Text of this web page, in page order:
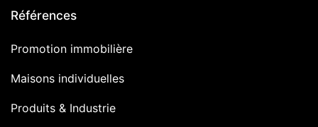
Références
Promotion immobilière
Maisons individuelles
Produits & Industrie